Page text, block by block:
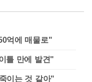
억에 매물로"
틀 만에 발견"
이는 것 같아"